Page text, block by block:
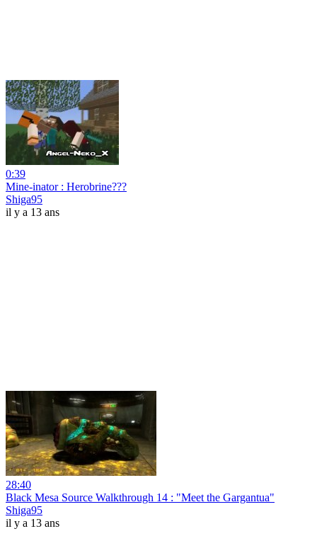
0:39
Mine-inator : Herobrine???
Shiga95
il y a 13 ans
28:40
Black Mesa Source Walkthrough 14 : "Meet the Gargantua"
Shiga95
il y a 13 ans